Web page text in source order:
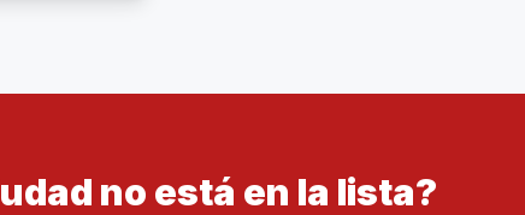
no está en la lista?